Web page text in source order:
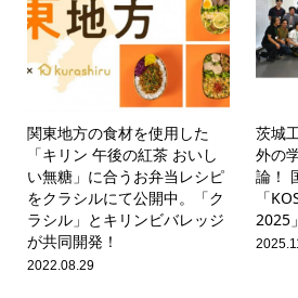
関東地方の食材を使用した
「キリン 午後の紅茶 おいし
い無糖」に合うお弁当レシピ
をクラシルにて公開中。「ク
ラシル」とキリンビバレッジ
が共同開発！
2022.08.29
茨城
外の
論！
「
2025